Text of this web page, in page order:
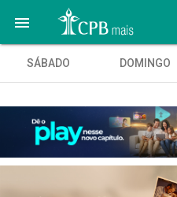

SÁBADO DOMINGO